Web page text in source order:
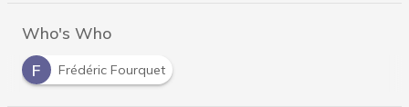
Who's Who
F
Frédéric Fourquet